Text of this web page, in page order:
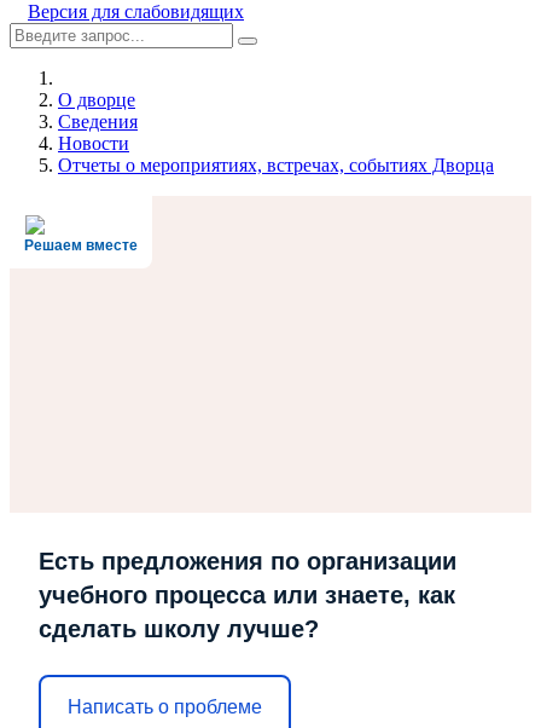
Версия для слабовидящих
О дворце
Сведения
Новости
Отчеты о мероприятиях, встречах, событиях Дворца
Решаем вместе
Есть предложения по организации
учебного процесса или знаете, как
сделать школу лучше?
Написать о проблеме